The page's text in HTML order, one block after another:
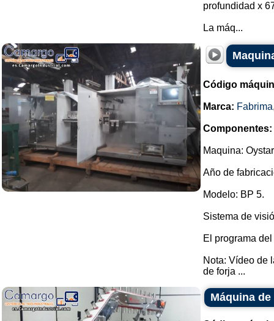
profundidad x
La máq...
Código
Marca: Fabrima
Componentes:
Maquina:
Año de
Modelo: BP 5.
Sistema de
El programa
Nota: Vídeo de
de forja ...
Máquina